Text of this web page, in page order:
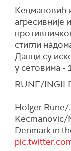
Кецмановић
агресивније
стигли
Данци су
у сетовима -
RUNE/
Holger
Kecmanovic/
Denmark in